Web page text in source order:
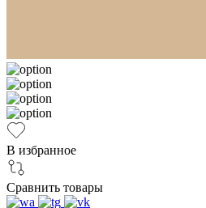
В избранное
Сравнить товары